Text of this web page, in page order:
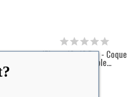
iPhone 12- 12 Pro - Coque
Biodégradable...